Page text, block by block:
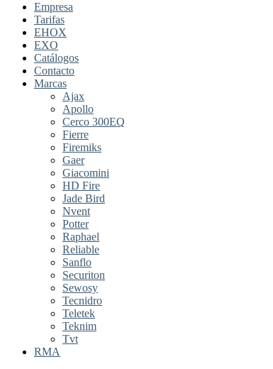
Empresa
Tarifas
EHOX
EXO
Catálogos
Contacto
Marcas
Ajax
Apollo
Cerco 300EQ
Fierre
Firemiks
Gaer
Giacomini
HD Fire
Jade Bird
Nvent
Potter
Raphael
Reliable
Sanflo
Securiton
Sewosy
Tecnidro
Teletek
Teknim
Tvt
RMA